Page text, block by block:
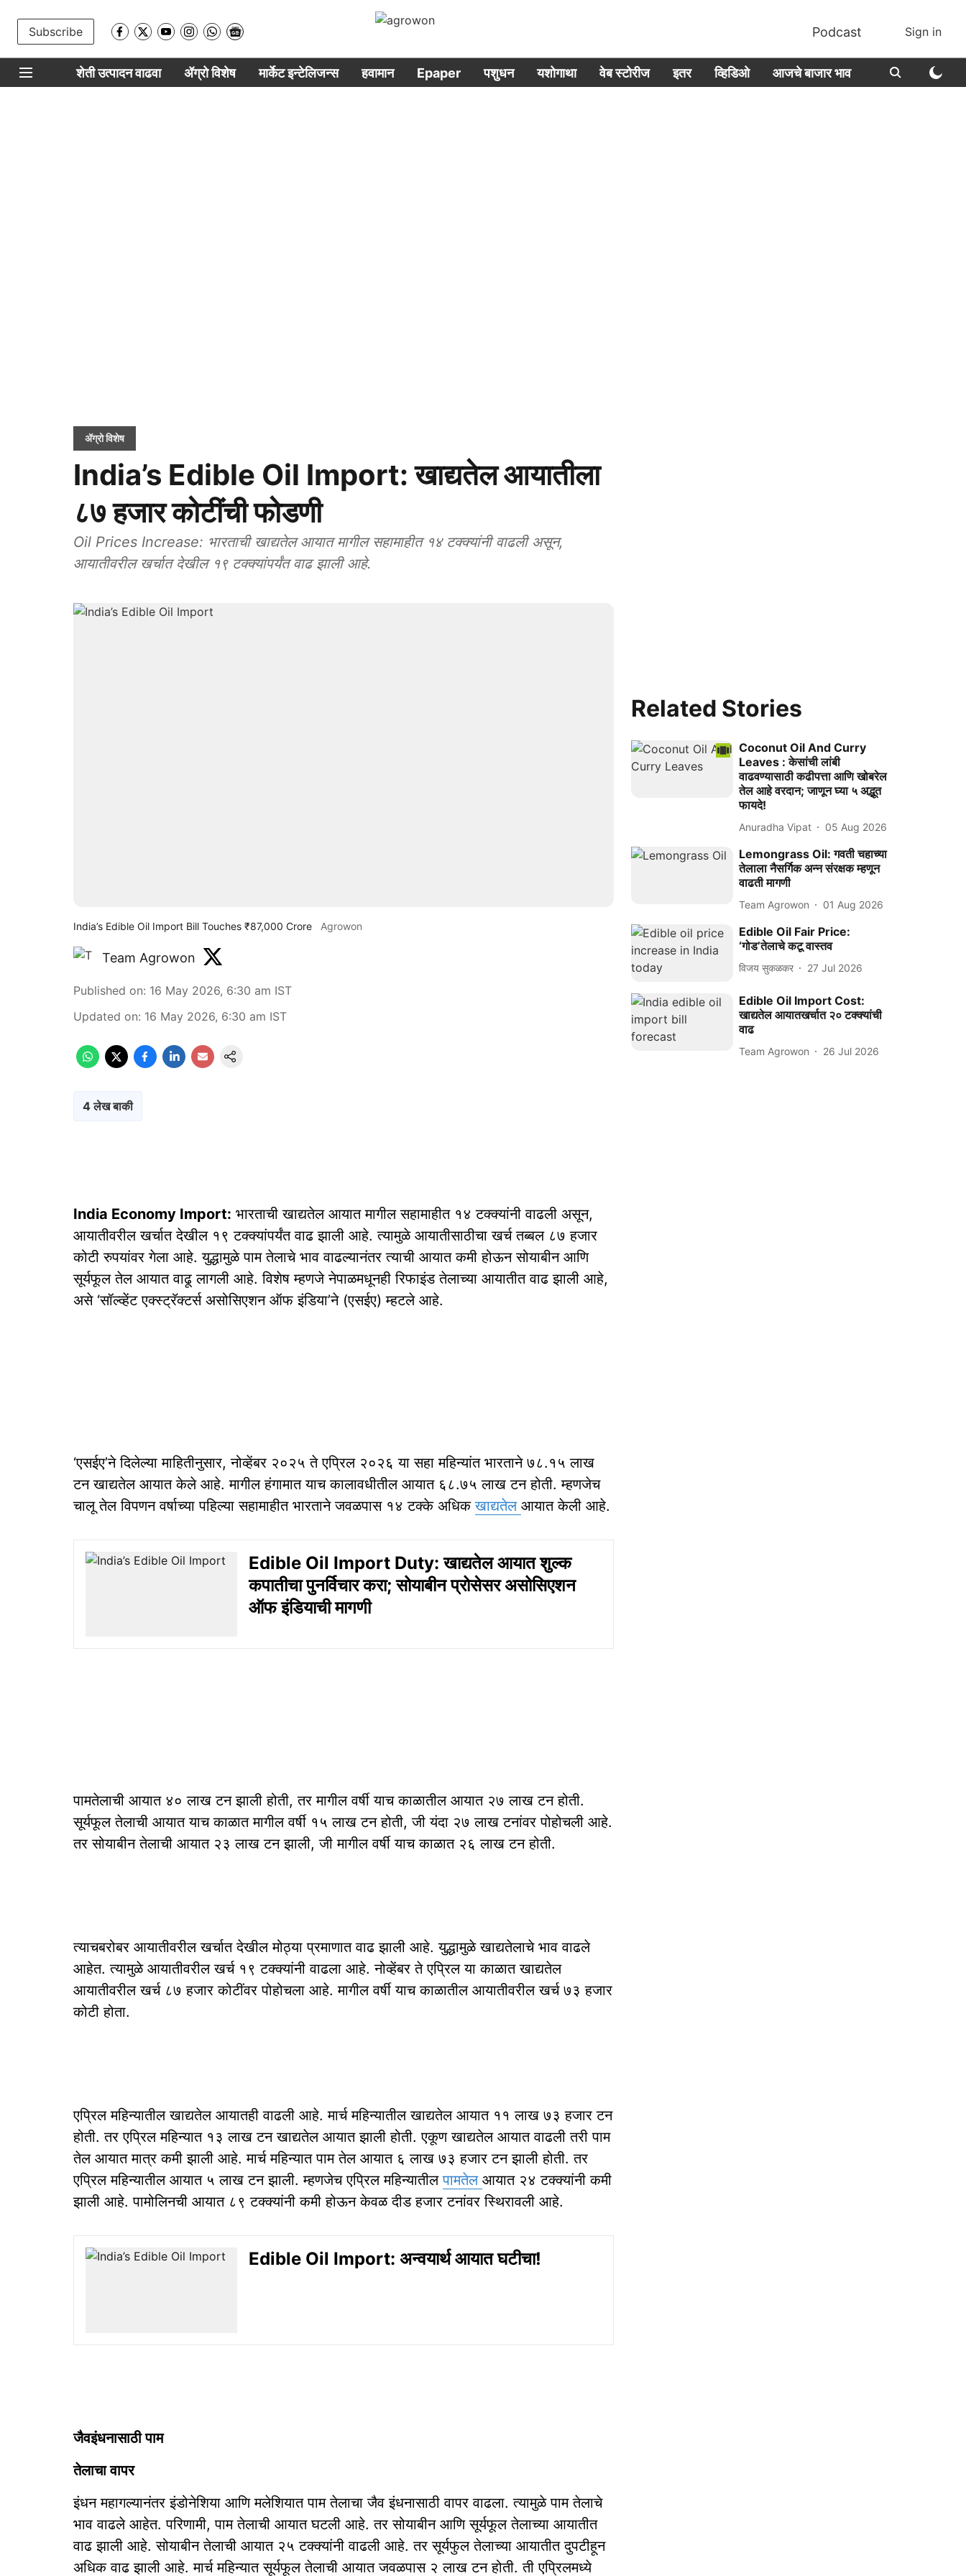
Subscribe Podcast Sign in
शेती उत्पादन वाढवा ॲग्रो विशेष मार्केट इन्टेलिजन्स हवामान Epaper पशुधन यशोगाथा वेब स्टोरीज इतर व्हिडिओ आजचे बाजार भाव
ॲग्रो विशेष
India’s Edible Oil Import: खाद्यतेल आयातीला
८७ हजार कोटींची फोडणी
Oil Prices Increase: भारताची खाद्यतेल आयात मागील सहामाहीत १४ टक्क्यांनी वाढली असून,
आयातीवरील खर्चात देखील १९ टक्क्यांपर्यंत वाढ झाली आहे.
India’s Edible Oil Import Bill Touches ₹87,000 Crore Agrowon
Team Agrowon
Published on: 16 May 2026, 6:30 am IST
Updated on: 16 May 2026, 6:30 am IST
4 लेख बाकी
India Economy Import: भारताची खाद्यतेल आयात मागील सहामाहीत १४ टक्क्यांनी वाढली असून,
आयातीवरील खर्चात देखील १९ टक्क्यांपर्यंत वाढ झाली आहे. त्यामुळे आयातीसाठीचा खर्च तब्बल ८७ हजार
कोटी रुपयांवर गेला आहे. युद्धामुळे पाम तेलाचे भाव वाढल्यानंतर त्याची आयात कमी होऊन सोयाबीन आणि
सूर्यफूल तेल आयात वाढू लागली आहे. विशेष म्हणजे नेपाळमधूनही रिफाइंड तेलाच्या आयातीत वाढ झाली आहे,
असे ‘सॉल्व्हेंट एक्स्ट्रॅक्टर्स असोसिएशन ऑफ इंडिया’ने (एसईए) म्हटले आहे.
‘एसईए’ने दिलेल्या माहितीनुसार, नोव्हेंबर २०२५ ते एप्रिल २०२६ या सहा महिन्यांत भारताने ७८.१५ लाख
टन खाद्यतेल आयात केले आहे. मागील हंगामात याच कालावधीतील आयात ६८.७५ लाख टन होती. म्हणजेच
चालू तेल विपणन वर्षाच्या पहिल्या सहामाहीत भारताने जवळपास १४ टक्के अधिकखाद्यतेल आयात केली आहे.
Edible Oil Import Duty: खाद्यतेल आयात शुल्क
कपातीचा पुनर्विचार करा; सोयाबीन प्रोसेसर असोसिएशन
ऑफ इंडियाची मागणी
पामतेलाची आयात ४० लाख टन झाली होती, तर मागील वर्षी याच काळातील आयात २७ लाख टन होती.
सूर्यफूल तेलाची आयात याच काळात मागील वर्षी १५ लाख टन होती, जी यंदा २७ लाख टनांवर पोहोचली आहे.
तर सोयाबीन तेलाची आयात २३ लाख टन झाली, जी मागील वर्षी याच काळात २६ लाख टन होती.
त्याचबरोबर आयातीवरील खर्चात देखील मोठ्या प्रमाणात वाढ झाली आहे. युद्धामुळे खाद्यतेलाचे भाव वाढले
आहेत. त्यामुळे आयातीवरील खर्च १९ टक्क्यांनी वाढला आहे. नोव्हेंबर ते एप्रिल या काळात खाद्यतेल
आयातीवरील खर्च ८७ हजार कोटींवर पोहोचला आहे. मागील वर्षी याच काळातील आयातीवरील खर्च ७३ हजार
कोटी होता.
एप्रिल महिन्यातील खाद्यतेल आयातही वाढली आहे. मार्च महिन्यातील खाद्यतेल आयात ११ लाख ७३ हजार टन
होती. तर एप्रिल महिन्यात १३ लाख टन खाद्यतेल आयात झाली होती. एकूण खाद्यतेल आयात वाढली तरी पाम
तेल आयात मात्र कमी झाली आहे. मार्च महिन्यात पाम तेल आयात ६ लाख ७३ हजार टन झाली होती. तर
एप्रिल महिन्यातील आयात ५ लाख टन झाली. म्हणजेच एप्रिल महिन्यातीलपामतेल आयात २४ टक्क्यांनी कमी
झाली आहे. पामोलिनची आयात ८९ टक्क्यांनी कमी होऊन केवळ दीड हजार टनांवर स्थिरावली आहे.
Edible Oil Import: अन्वयार्थ आयात घटीचा!
जैवइंधनासाठी पाम
तेलाचा वापर
इंधन महागल्यानंतर इंडोनेशिया आणि मलेशियात पाम तेलाचा जैव इंधनासाठी वापर वाढला. त्यामुळे पाम तेलाचे
भाव वाढले आहेत. परिणामी, पाम तेलाची आयात घटली आहे. तर सोयाबीन आणि सूर्यफूल तेलाच्या आयातीत
वाढ झाली आहे. सोयाबीन तेलाची आयात २५ टक्क्यांनी वाढली आहे. तर सूर्यफुल तेलाच्या आयातीत दुपटीहून
अधिक वाढ झाली आहे. मार्च महिन्यात सूर्यफूल तेलाची आयात जवळपास २ लाख टन होती. ती एप्रिलमध्ये
Related Stories
Coconut Oil And Curry
Leaves : केसांची लांबी
वाढवण्यासाठी कढीपत्ता आणि खोबरेल
तेल आहे वरदान; जाणून घ्या ५ अद्भूत
फायदे!
Anuradha Vipat 05 Aug 2026
Lemongrass Oil: गवती चहाच्या
तेलाला नैसर्गिक अन्न संरक्षक म्हणून
वाढती मागणी
Team Agrowon 01 Aug 2026
Edible Oil Fair Price:
‘गोड’तेलाचे कटू वास्तव
विजय सुकळकर 27 Jul 2026
Edible Oil Import Cost:
खाद्यतेल आयातखर्चात २० टक्क्यांची
वाढ
Team Agrowon 26 Jul 2026